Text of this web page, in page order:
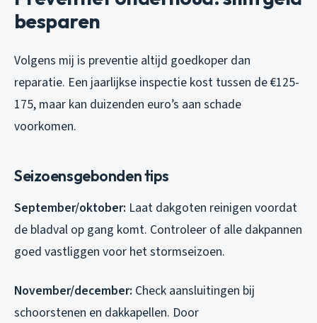
besparen
Volgens mij is preventie altijd goedkoper dan
reparatie. Een jaarlijkse inspectie kost tussen de €125-
175, maar kan duizenden euro’s aan schade
voorkomen.
Seizoensgebonden tips
September/oktober: Laat dakgoten reinigen voordat
de bladval op gang komt. Controleer of alle dakpannen
goed vastliggen voor het stormseizoen.
November/december: Check aansluitingen bij
schoorstenen en dakkapellen. Door